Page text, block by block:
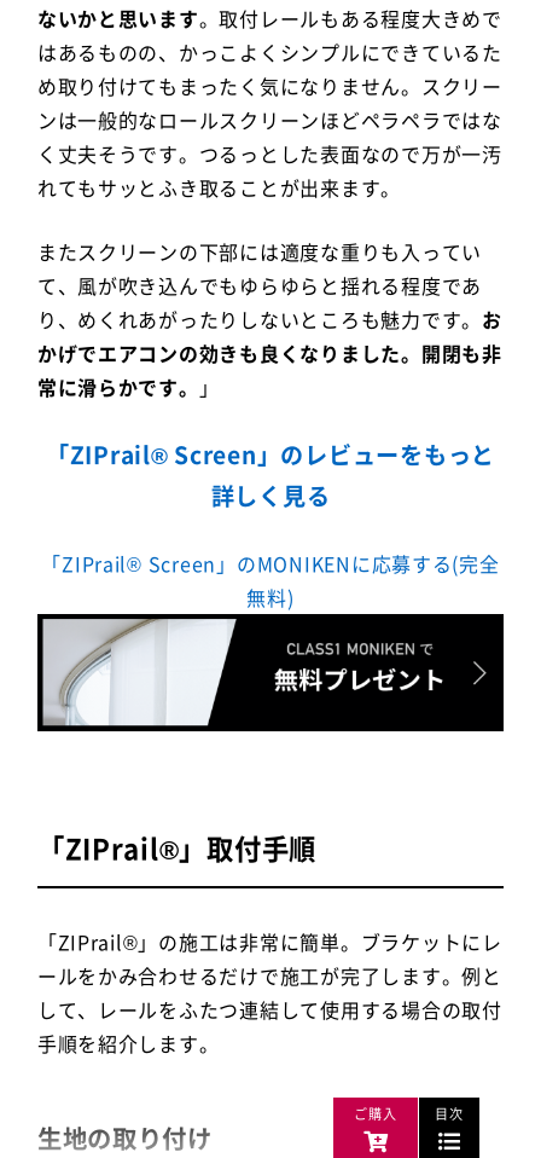
ないかと思います。取付レールもある程度大きめで
はあるものの、かっこよくシンプルにできているた
め取り付けてもまったく気になりません。スクリー
ンは一般的なロールスクリーンほどペラペラではな
く丈夫そうです。つるっとした表面なので万が一汚
れてもサッとふき取ることが出来ます。
またスクリーンの下部には適度な重りも入ってい
て、風が吹き込んでもゆらゆらと揺れる程度であ
り、めくれあがったりしないところも魅力です。 お
かげでエアコンの効きも良くなりました。開閉も非
常に滑らかです。
」
「ZIPrail® Screen」のレビューをもっと
詳しく見る
「ZIPrail® Screen」のMONIKENに応募する(完全
無料)
「ZIPrail®」取付手順
「ZIPrail®」の施工は非常に簡単。ブラケットにレ
ールをかみ合わせるだけで施工が完了します。例と
して、レールをふたつ連結して使用する場合の取付
手順を紹介します。
生地の取り付け
目次
ご購入